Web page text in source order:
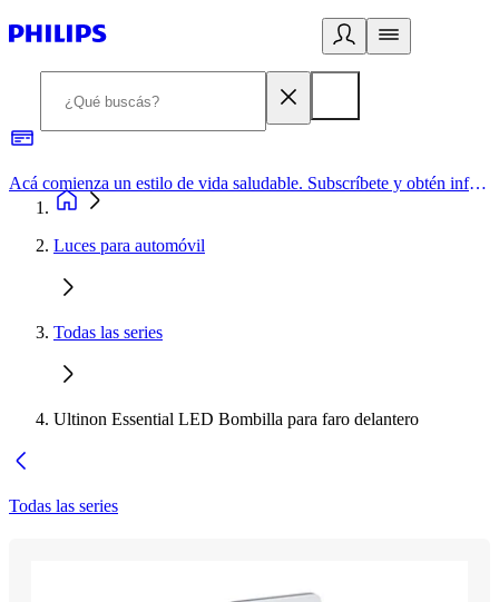
Acá comienza un estilo de vida saludable. Subscríbete y obtén información de primera mano
Luces para automóvil
Todas las series
Ultinon Essential LED Bombilla para faro delantero
Todas las series